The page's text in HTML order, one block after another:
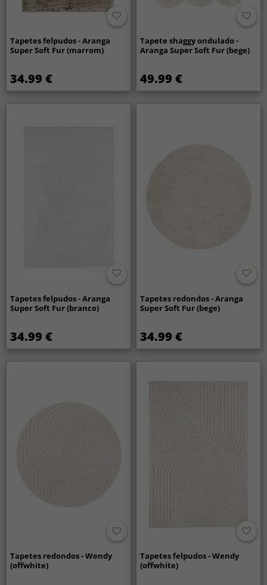
Tapetes felpudos - Aranga
Super Soft Fur (marrom)
34.99 €
Tapete shaggy ondulado -
Aranga Super Soft Fur (bege)
49.99 €
Tapetes felpudos - Aranga
Super Soft Fur (branco)
34.99 €
Tapetes redondos - Aranga
Super Soft Fur (bege)
34.99 €
Tapetes redondos - Wendy
(offwhite)
Tapetes felpudos - Wendy
(offwhite)